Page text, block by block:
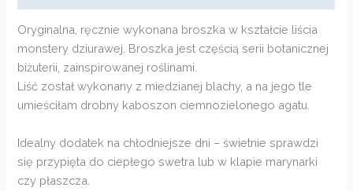
Oryginalna, ręcznie wykonana broszka w kształcie liścia
monstery dziurawej. Broszka jest częścią serii botanicznej
biżuterii, zainspirowanej roślinami.
Liść został wykonany z miedzianej blachy, a na jego tle
umieściłam drobny kaboszon ciemnozielonego agatu.
Idealny dodatek na chłodniejsze dni – świetnie sprawdzi
się przypięta do ciepłego swetra lub w klapie marynarki
czy płaszcza.